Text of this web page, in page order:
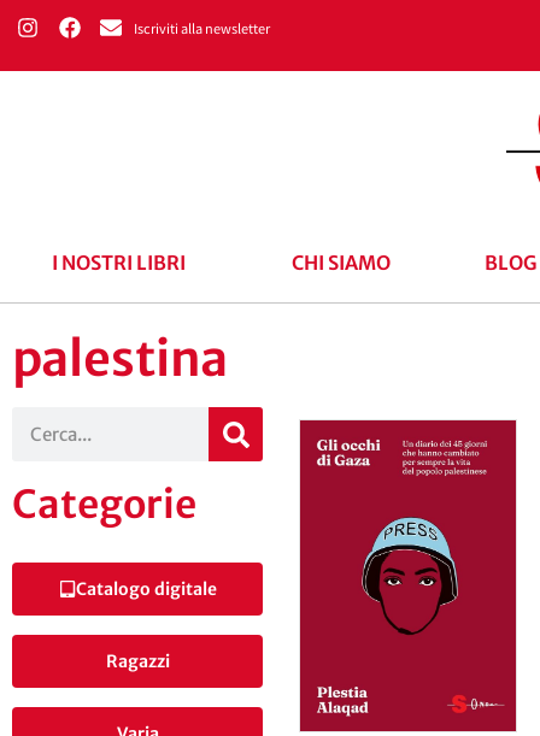
Iscriviti alla newsletter
I NOSTRI LIBRI CHI SIAMO BLOG
palestina
Categorie
Catalogo digitale
Ragazzi